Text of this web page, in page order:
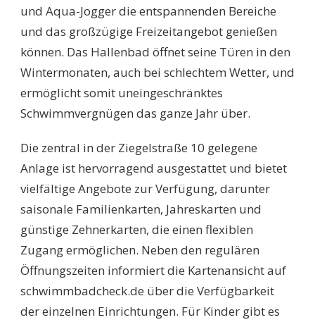
und Aqua-Jogger die entspannenden Bereiche
und das großzügige Freizeitangebot genießen
können. Das Hallenbad öffnet seine Türen in den
Wintermonaten, auch bei schlechtem Wetter, und
ermöglicht somit uneingeschränktes
Schwimmvergnügen das ganze Jahr über.
Die zentral in der Ziegelstraße 10 gelegene
Anlage ist hervorragend ausgestattet und bietet
vielfältige Angebote zur Verfügung, darunter
saisonale Familienkarten, Jahreskarten und
günstige Zehnerkarten, die einen flexiblen
Zugang ermöglichen. Neben den regulären
Öffnungszeiten informiert die Kartenansicht auf
schwimmbadcheck.de über die Verfügbarkeit
der einzelnen Einrichtungen. Für Kinder gibt es